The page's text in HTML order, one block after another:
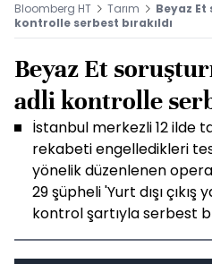
Bloomberg HT Tarım
Beyaz
kontrolle serbest bırakıldı
Beyaz Et
adli kontrolle
İstanbul merkezli 12 ilde
rekabeti engelledikleri
yönelik düzenlenen
29 şüpheli 'Yurt dışı çıkış
kontrol şartıyla serbest